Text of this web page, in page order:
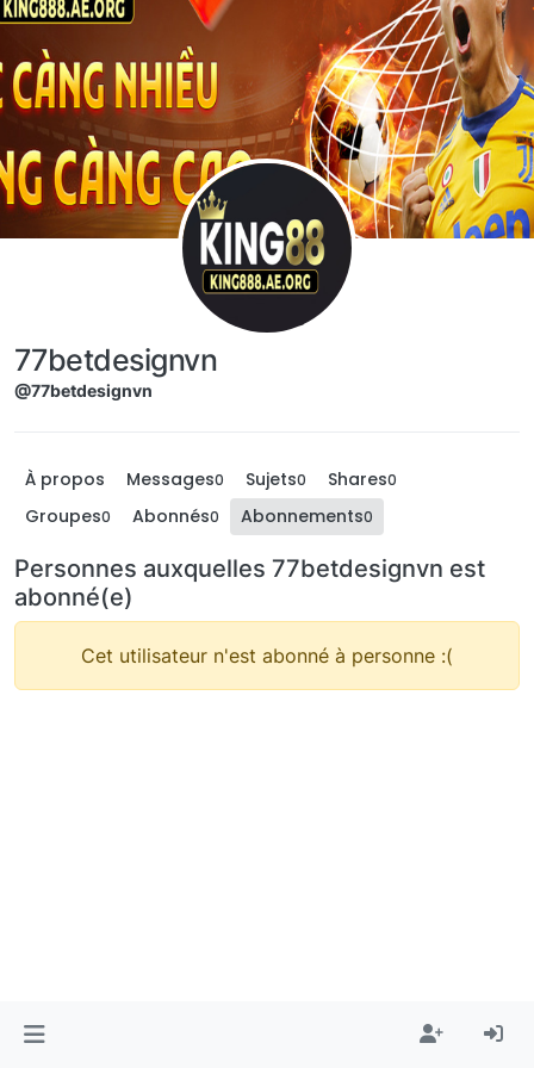
Aller directement au contenu
77betdesignvn
@77betdesignvn
À propos Messages0 Sujets0 Shares0
Groupes0 Abonnés0 Abonnements0
Personnes auxquelles 77betdesignvn est
abonné(e)
Cet utilisateur n'est abonné à personne :(